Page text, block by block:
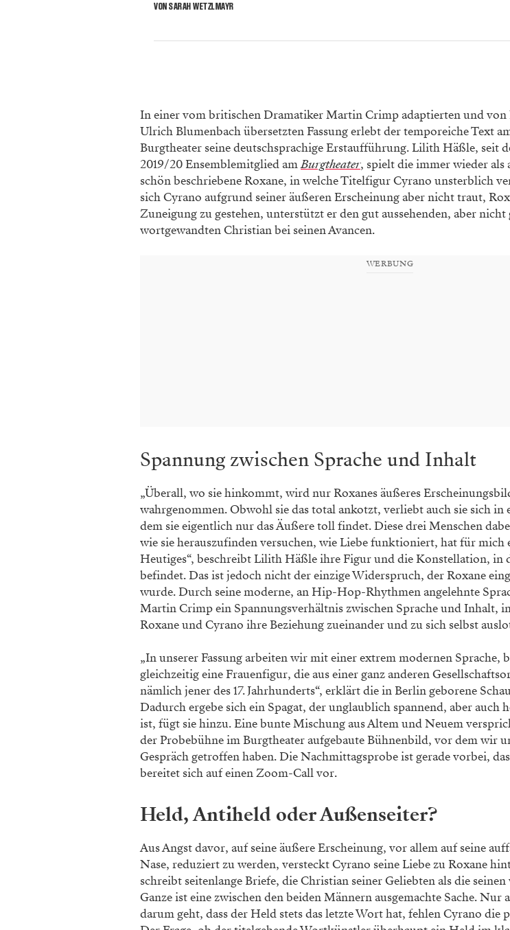
VON SARAH WETZLMAYR
In einer vom britischen Dramatiker Martin Crimp adaptierten und
Ulrich Blumenbach übersetzten Fassung erlebt der temporeiche Text
Burgtheater seine deutschsprachige Erstaufführung. Lilith Häßle, seit
2019/20 Ensemblemitglied amBurgtheater, spielt die immer wieder
schön beschriebene Roxane, in welche Titelfigur Cyrano unsterblich
sich Cyrano aufgrund seiner äußeren Erscheinung aber nicht traut,
Zuneigung zu gestehen, unterstützt er den gut aussehenden, aber nicht
wortgewandten Christian bei seinen Avancen.
WERBUNG
Spannung zwischen Sprache und Inhalt
„Überall, wo sie hinkommt, wird nur Roxanes äußeres
wahrgenommen. Obwohl sie das total ankotzt, verliebt auch sie sich in
dem sie eigentlich nur das Äußere toll findet. Diese drei Menschen
wie sie herauszufinden versuchen, wie Liebe funktioniert, hat für mich
Heutiges“, beschreibt Lilith Häßle ihre Figur und die Konstellation, in
befindet. Das ist jedoch nicht der einzige Widerspruch, der Roxane
wurde. Durch seine moderne, an Hip-Hop-Rhythmen angelehnte
Martin Crimp ein Spannungsverhältnis zwischen Sprache und Inhalt,
Roxane und Cyrano ihre Beziehung zueinander und zu sich selbst
„In unserer Fassung arbeiten wir mit einer extrem modernen Sprache,
gleichzeitig eine Frauenfigur, die aus einer ganz anderen
nämlich jener des 17. Jahrhunderts“, erklärt die in Berlin geborene
Dadurch ergebe sich ein Spagat, der unglaublich spannend, aber auch
ist, fügt sie hinzu. Eine bunte Mischung aus Altem und Neuem
der Probebühne im Burgtheater aufgebaute Bühnenbild, vor dem wir
Gespräch getroffen haben. Die Nachmittagsprobe ist gerade vorbei,
bereitet sich auf einen Zoom-Call vor.
Held, Antiheld oder Außenseiter?
Aus Angst davor, auf seine äußere Erscheinung, vor allem auf seine
Nase, reduziert zu werden, versteckt Cyrano seine Liebe zu Roxane
schreibt seitenlange Briefe, die Christian seiner Geliebten als die
Ganze ist eine zwischen den beiden Männern ausgemachte Sache. Nur
darum geht, dass der Held stets das letzte Wort hat, fehlen Cyrano die